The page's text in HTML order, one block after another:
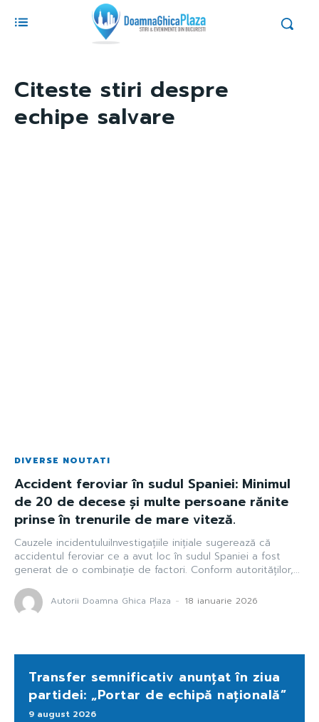
Citeste stiri despre
echipe salvare
DIVERSE NOUTATI
Accident feroviar în sudul Spaniei: Minimul
de 20 de decese și multe persoane rănite
prinse în trenurile de mare viteză.
Cauzele incidentuluiInvestigațiile inițiale sugerează că
accidentul feroviar ce a avut loc în sudul Spaniei a fost
generat de o combinație de factori. Conform autorităților,...
Autorii Doamna Ghica Plaza - 18 ianuarie 2026
Transfer semnificativ anunțat în ziua
partidei: „Portar de echipă națională”
9 august 2026